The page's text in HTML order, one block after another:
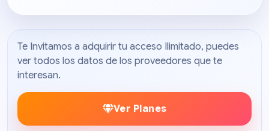
Te Invitamos a adquirir tu acceso Ilimitado, puedes
ver todos los datos de los proveedores que te
interesan.
Ver Planes